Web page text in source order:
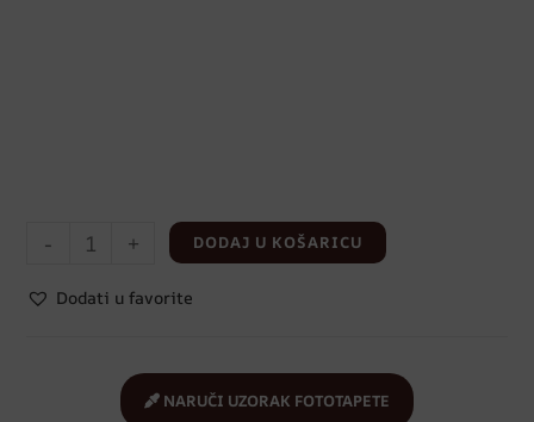
- + DODAJ U KOŠARICU
Dodati u favorite
NARUČI UZORAK FOTOTAPETE